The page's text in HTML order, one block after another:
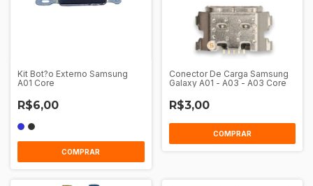
Kit Bot?o Externo Samsung
A01 Core
R$6,00
COMPRAR
Conector De Carga Samsung
Galaxy A01 - A03 - A03 Core
R$3,00